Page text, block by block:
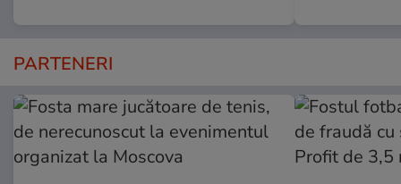
PARTENERI